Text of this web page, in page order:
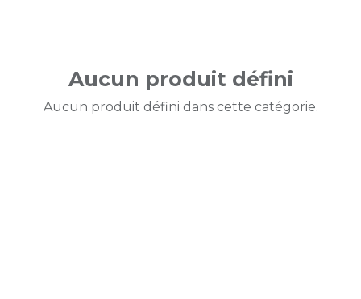
Aucun produit défini
Aucun produit défini dans cette catégorie.